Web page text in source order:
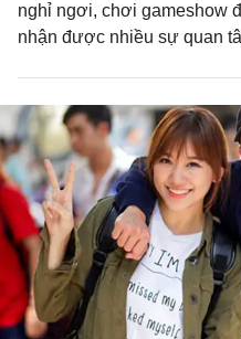
nghỉ ngơi, chơi gameshow
nhận được nhiều sự quan